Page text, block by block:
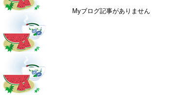
Myブログ記事がありません